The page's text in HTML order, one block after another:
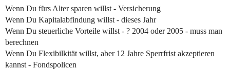
Wenn Du fürs Alter sparen willst - Versicherung
Wenn Du Kapitalabfindung willst - dieses Jahr
Wenn Du steuerliche Vorteile willst - ? 2004 oder 2005 - muss man
berechnen
Wenn Du Flexibilkität willst, aber 12 Jahre Sperrfrist akzeptieren
kannst - Fondspolicen